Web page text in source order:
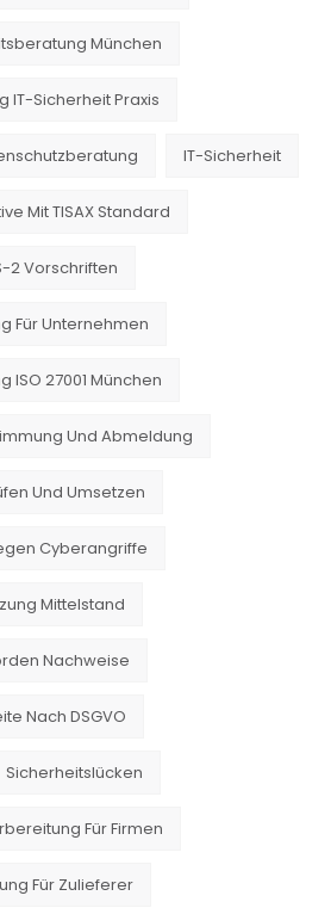
München
IT-Sicherheit Praxis
IT-Sicherheit
Mit TISAX Standard
2 Vorschriften
Für Unternehmen
ISO 27001 München
Und Abmeldung
Und Umsetzen
Cyberangriffe
Mittelstand
Nachweise
Nach DSGVO
Sicherheitslücken
Für Firmen
Für Zulieferer